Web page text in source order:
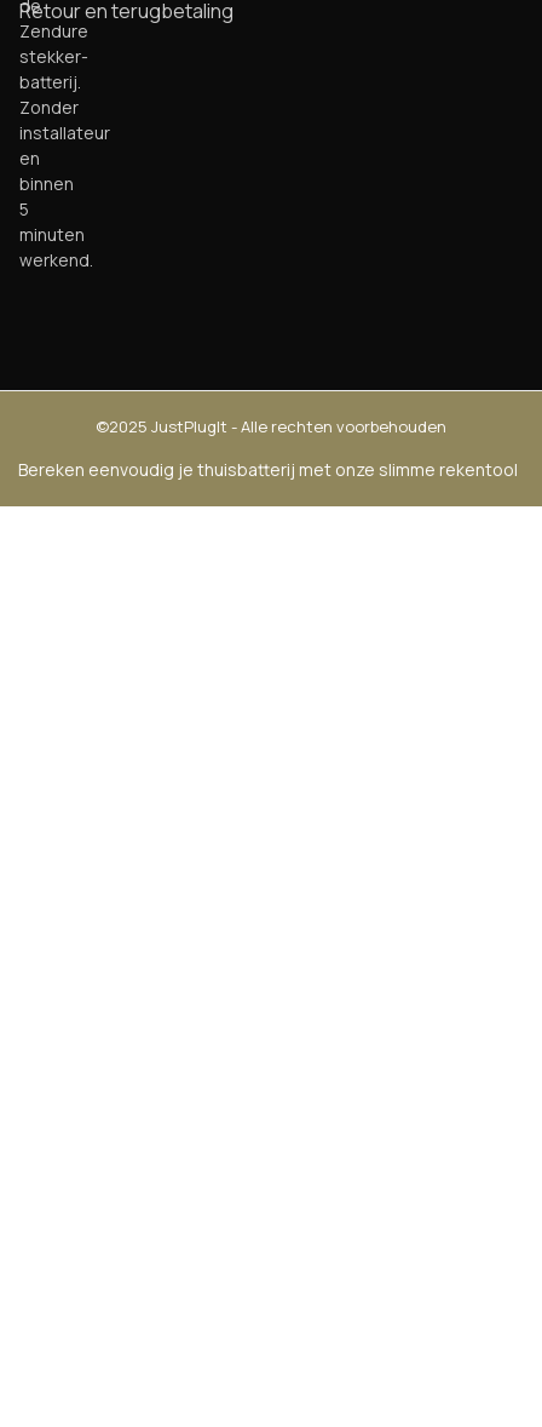
de
Zendure
stekker-
batterij.
Zonder
installateur
en
binnen
5
minuten
werkend.
Retour en terugbetaling
©2025 JustPlugIt - Alle rechten voorbehouden
Bereken eenvoudig je thuisbatterij met onze slimme rekentool